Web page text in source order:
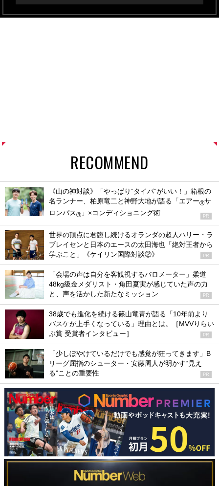
RECOMMEND
《山の神対談》「やっぱり“タイパ”がいい！」箱根の
名ランナー、柏原竜二と神野大地が語る「エアー®サ
ロンパス® 」×コンディショニング術 PR
世界の頂点に君臨し続けるオランダの超人ハリー・ラ
ブレイセンと日本のエースの太田海也「絶対王者から
学ぶこと」《ケイリン国際対談②》
PR
「会場の声は自分を客観視するバロメーター」柔道
48kg級金メダリスト・角田夏実が感じていた声の力
と、声を活かした新たなミッション
PR
38歳でも進化を続ける篠山竜青が語る「10年前より
バスケが上手くなっている」理由とは。［MVVりらい
ぶ賞 受賞者インタビュー］
PR
「少しぼやけているだけでも感覚が狂ってきます」B
リーグ屈指のシューター・安藤周人が明かす“見え
る”ことの重要性
PR